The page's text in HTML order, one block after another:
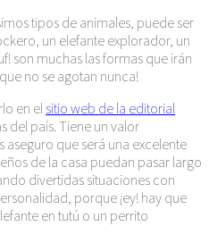
tipos de animales, puede ser
un elefante explorador, un
son muchas las formas que irán
no se agotan nunca!
en el sitio web de la editorial
del país. Tiene un valor
que será una excelente
de la casa puedan pasar largo
divertidas situaciones con
porque ¡ey! hay que
en tutú o un perrito